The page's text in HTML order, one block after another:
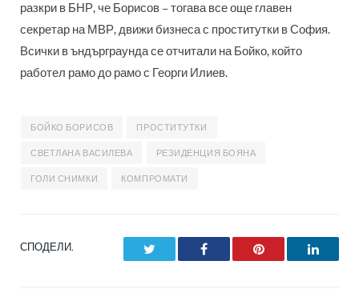
разкри в БНР, че Борисов – тогава все още главен
секретар на МВР, движи бизнеса с проститутки в София.
Всички в ъндърграунда се отчитали на Бойко, който
работел рамо до рамо с Георги Илиев.
БОЙКО БОРИСОВ ПРОСТИТУТКИ
СВЕТЛАНА ВАСИЛЕВА РЕЗИДЕНЦИЯ БОЯНА
ГОЛИ СНИМКИ КОМПРОМАТИ
СПОДЕЛИ. Facebook Pinterest